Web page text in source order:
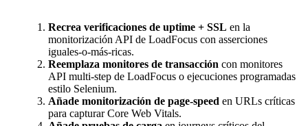
Recrea verificaciones de uptime + SSL en la
monitorización API de LoadFocus con asserciones
iguales-o-más-ricas.
Reemplaza monitores de transacción con monitores
API multi-step de LoadFocus o ejecuciones programadas
estilo Selenium.
Añade monitorización de page-speed en URLs críticas
para capturar Core Web Vitals.